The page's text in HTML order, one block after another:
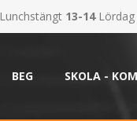
Lunchstängt 13-14 Lördag
BEG SKOLA -